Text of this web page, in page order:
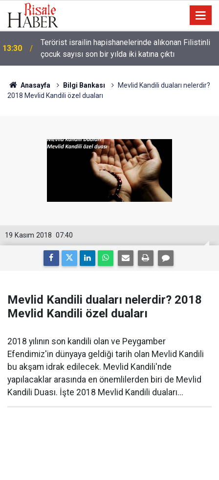
13:30
Terörist israilin hapishanelerinde alıkonan Filistinli
çocuk sayısı son bir yılda iki katına çıktı
Anasayfa Bilgi Bankası
Mevlid Kandili duaları nelerdir?
2018 Mevlid Kandili özel duaları
07:40
19 Kasım 2018
Mevlid Kandili duaları nelerdir? 2018
Mevlid Kandili özel duaları
2018 yılının son kandili olan ve Peygamber
Efendimiz'in dünyaya geldiği tarih olan Mevlid Kandili
bu akşam idrak edilecek. Mevlid Kandili'nde
yapılacaklar arasında en önemlilerden biri de Mevlid
Kandili Duası. İşte 2018 Mevlid Kandili duaları...